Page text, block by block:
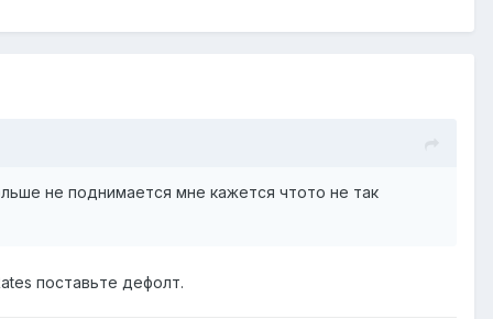
не поднимается мне кажется чтото не так
поставьте дефолт.